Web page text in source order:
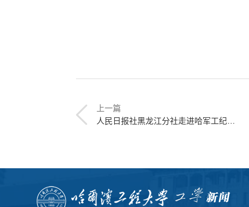
上一篇
人民日报社黑龙江分社走进哈军工纪念馆开展主题党日活动